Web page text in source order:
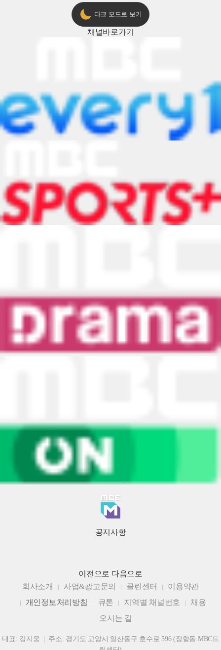
다크 모드로 보기
채널바로가기
공지사항
이전으로 다음으로
회사소개
사업&광고문의 클린센터
이용약관
개인정보처리방침
큐톤 지역별 채널번호
채용
오시는 길
대표: 강지웅 | 주소: 경기도 고양시 일산동구 호수로 596 (장항동 MBC드